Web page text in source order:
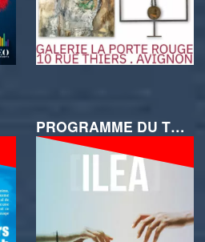
PROGRAMME DU THÉÂTRE DES VENTS 1ER TRIMESTRE